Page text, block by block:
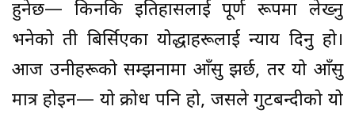
हुनेछ— किनकि इतिहासलाई पूर्ण रूपमा लेख्नु
भनेको ती बिर्सिएका योद्धाहरूलाई न्याय दिनु हो।
आज उनीहरूको सम्झनामा आँसु झर्छ, तर यो आँसु
मात्र होइन— यो क्रोध पनि हो, जसले गुटबन्दीको यो